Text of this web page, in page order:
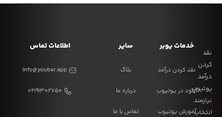
ابزارهای تحلیل دقیق برای رشد سریع‌تر کانال
با یوبر، مسیر موفقیت شما در یوتیوب هموارتر از همیشه خواهد بود. ما
در تمامی مراحل، از آپلود ویدیو تا نقد کردن درآمد، در کنار شما هستیم تا
تجربه‌ای بی‌نظیر از فعالیت در این پلتفرم جهانی داشته باشید.
نقد
کردن
درآمد
یوتیوب
نیازمند
انتخاب
خدمات یوبر
نقد کردن درآمد
آپلود در یوتیوب
آموزش یوتیوب
سایر
بلاگ
درباره ما
تماس با ما
اطلاعات تماس
info@youber.app
۰۲۱۹۱۳۰۲۷۵۰